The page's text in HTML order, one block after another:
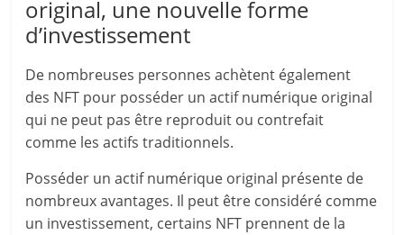
original, une nouvelle forme
d’investissement
De nombreuses personnes achètent également
des NFT pour posséder un actif numérique original
qui ne peut pas être reproduit ou contrefait
comme les actifs traditionnels.
Posséder un actif numérique original présente de
nombreux avantages. Il peut être considéré comme
un investissement, certains NFT prennent de la